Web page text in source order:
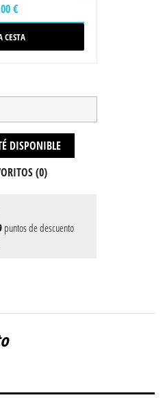
€
CESTA
DISPONIBLE
(0)
puntos de descuento